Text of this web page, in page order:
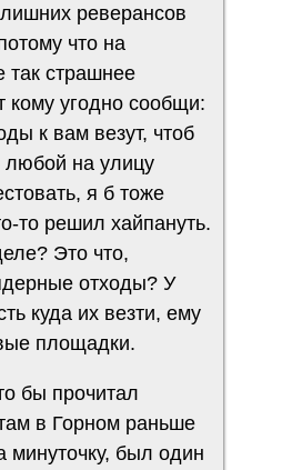
реверансов
что на
так страшнее
кому угодно сообщи:
к вам везут, чтоб
любой на улицу
я б тоже
то решил хайпануть.
Это что,
отходы? У
куда их везти, ему
площадки.
бы прочитал
в Горном раньше
минуточку, был один